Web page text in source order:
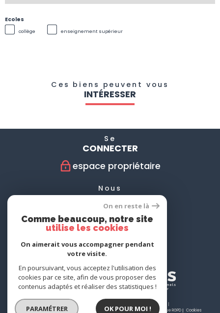
Ecoles
collège enseignement supérieur
Ces biens peuvent vous
INTÉRESSER
Se
CONNECTER
espace propriétaire
Nous
SUIVRE
ADHÉRONS
© 2026 | Tous droits réservés | Traduction powered by Google |
Nos honoraires
Plan du site Mentions légales Admin Partenaires Politique RGPD Cookies
On en reste là
Comme beaucoup, notre site
utilise les cookies
On aimerait vous accompagner pendant
votre visite.
En poursuivant, vous acceptez l'utilisation des
cookies par ce site, afin de vous proposer des
contenus adaptés et réaliser des statistiques !
PARAMÉTRER OK POUR MOI !